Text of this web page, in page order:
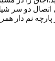
از نصب اجاق
نم دار